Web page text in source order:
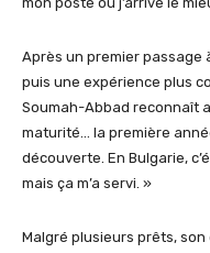
Après un premier passage
puis une expérience plus
Soumah-Abbad reconnaît
maturité… la première
découverte. En Bulgarie,
mais ça m’a servi. »
Malgré plusieurs prêts, son